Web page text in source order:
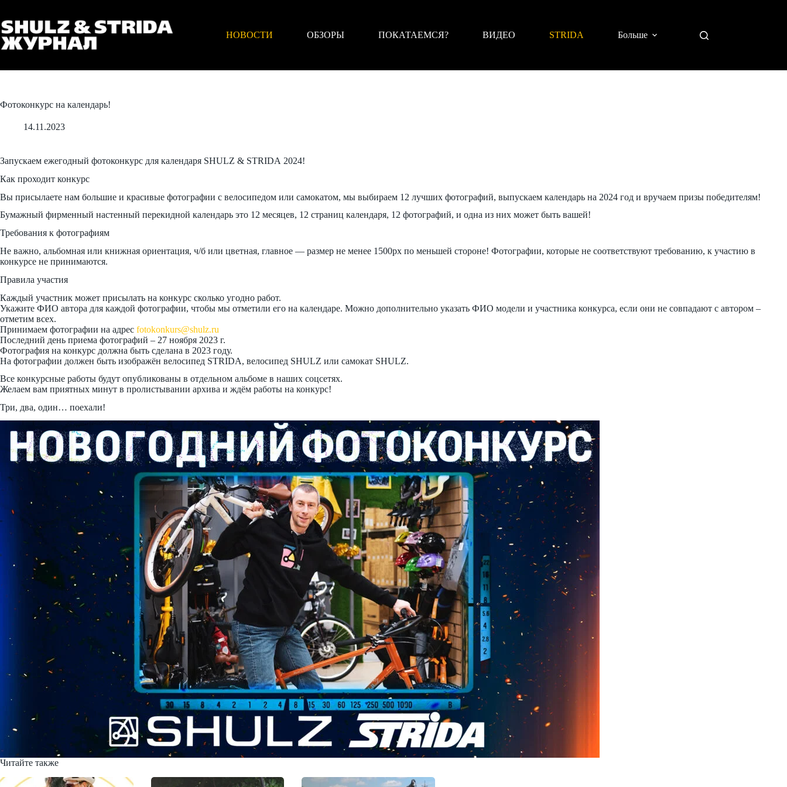
сути
НОВОСТИ
ОБЗОРЫ ПОКАТАЕМСЯ? ВИДЕО STRIDA Больше
Фотоконкурс на календарь!
14.11.2023
Запускаем ежегодный фотоконкурс для календаря SHULZ & STRIDA 2024!
Как проходит конкурс
Вы присылаете нам большие и красивые фотографии с велосипедом или самокатом, мы выбираем 12 лучших фотографий, выпускаем календарь на 2024 год и вручаем призы победителям!
Бумажный фирменный настенный перекидной календарь это 12 месяцев, 12 страниц календаря, 12 фотографий, и одна из них может быть вашей!
Требования к фотографиям
Не важно, альбомная или книжная ориентация, ч/б или цветная, главное — размер не менее 1500px по меньшей стороне! Фотографии, которые не соответствуют требованию, к участию в
конкурсе не принимаются.
Правила участия
Каждый участник может присылать на конкурс сколько угодно работ.
Укажите ФИО автора для каждой фотографии, чтобы мы отметили его на календаре. Можно дополнительно указать ФИО модели и участника конкурса, если они не совпадают с автором –
отметим всех.
Принимаем фотографии на адрес fotokonkurs@shulz.ru
Последний день приема фотографий – 27 ноября 2023 г.
Фотография на конкурс должна быть сделана в 2023 году.
На фотографии должен быть изображён велосипед STRIDA, велосипед SHULZ или самокат SHULZ.
Все конкурсные работы будут опубликованы в отдельном альбоме в наших соцсетях.
Желаем вам приятных минут в пролистывании архива и ждём работы на конкурс!
Три, два, один… поехали!
Читайте также